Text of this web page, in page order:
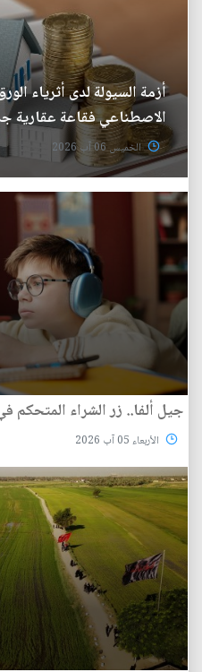
أزمة السيولة لدى أثرياء
الاصطناعي فقاعة عقارية
الخميس 06 آب 2026
جيل ألفا.. زر الشراء المتحكم
الأربعاء 05 آب 2026